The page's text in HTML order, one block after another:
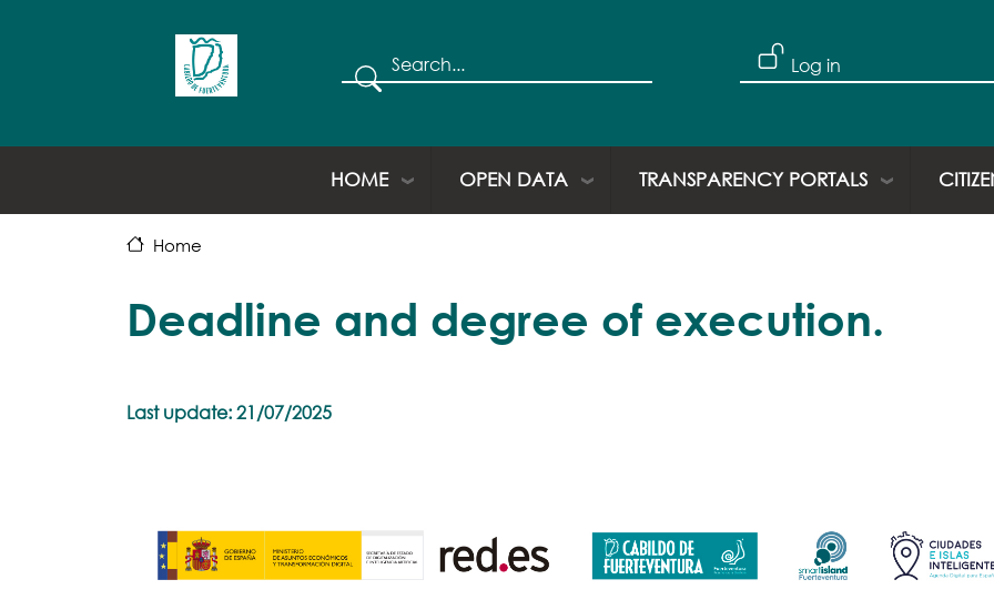
Search
User account
Log in
HOME OPEN DATA TRANSPARENCY PORTALS
Home
Deadline and degree of execution.
Last update: 21/07/2025